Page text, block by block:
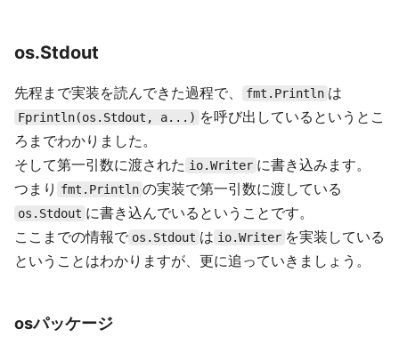
os.Stdout
先程まで実装を読んできた過程で、 fmt.Println は
Fprintln(os.Stdout, a...) を呼び出しているというとこ
ろまでわかりました。
そして第一引数に渡された io.Writer に書き込みます。
つまり fmt.Println の実装で第一引数に渡している
os.Stdout に書き込んでいるということです。
ここまでの情報で os.Stdout は io.Writer を実装している
ということはわかりますが、更に追っていきましょう。
osパッケージ